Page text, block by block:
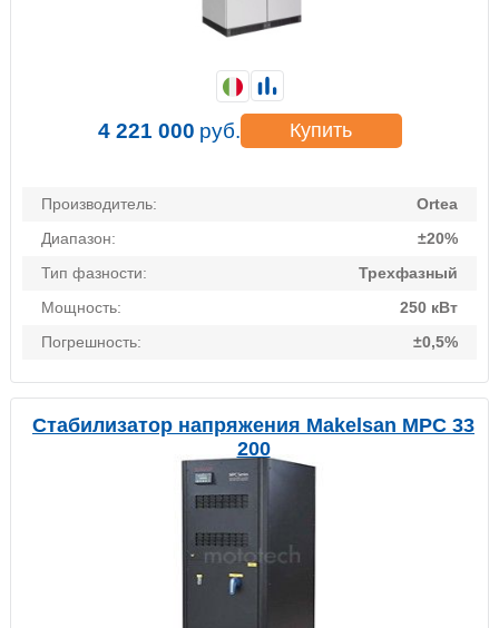
Производитель:
Ortea
Диапазон:
±20%
Тип фазности:
Трехфазный
Мощность:
250 кВт
Погрешность:
±0,5%
4 221 000 руб. Купить
Стабилизатор напряжения Makelsan MPC 33
200